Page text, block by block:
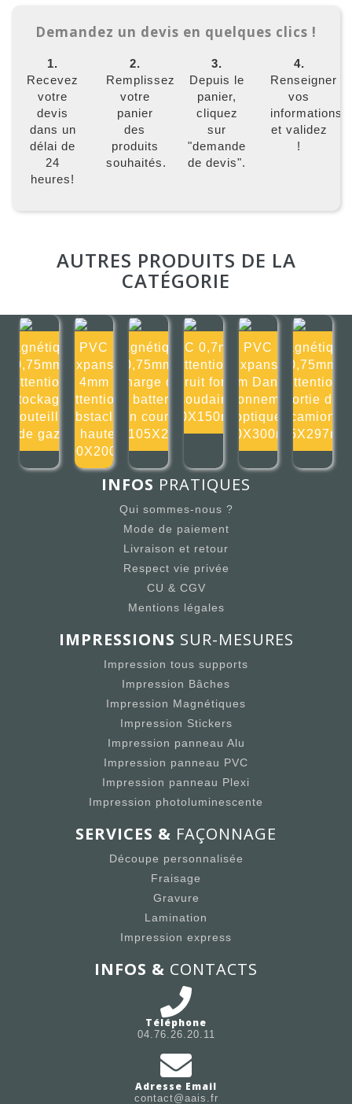
Demandez un devis en quelques clics !
1.
Recevez
votre
devis
dans un
délai de
24
heures!
2.
Remplissez
votre
panier
des
produits
souhaités.
3.
Depuis le
panier,
cliquez
sur
"demande
de devis".
4.
Renseigner
vos
informations
et validez
!
AUTRES PRODUITS DE LA
CATÉGORIE
Magnétique
0,75mm
Attention
stockage
bouteille
de gaz
PVC
Expansé
4mm
Attention
obstacle
en hauteur
200X200m
Magnétique
0,75mm
Charge de
la batterie
en cours
105X2
PVC 0,7mm
Attention
bruit fort
soudain
150X150mm
PVC
Expansé
4mm Danger
rayonnement
optique
300X300mm
Magnétique
0,75mm
Attention
sortie de
camion
105X297mm
INFOS PRATIQUES
Qui sommes-nous ?
Mode de paiement
Livraison et retour
Respect vie privée
CU & CGV
Mentions légales
IMPRESSIONS SUR-MESURES
Impression tous supports
Impression Bâches
Impression Magnétiques
Impression Stickers
Impression panneau Alu
Impression panneau PVC
Impression panneau Plexi
Impression photoluminescente
SERVICES & FAÇONNAGE
Découpe personnalisée
Fraisage
Gravure
Lamination
Impression express
INFOS & CONTACTS
Téléphone
04.76.26.20.11
Adresse Email
contact@aais.fr